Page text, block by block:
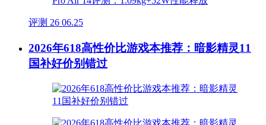
评测 26 06.25
2026年618高性价比游戏本推荐：暗影精灵11
国补好价别错过